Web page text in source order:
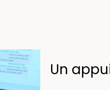
Un